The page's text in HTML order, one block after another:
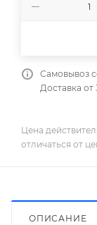
Самовывоз
Доставка
Цена
отличаться от
ОПИСАНИЕ